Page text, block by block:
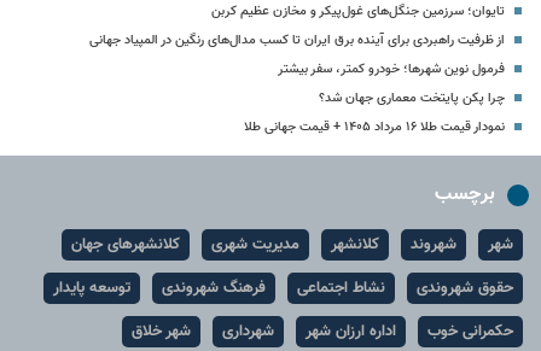
تایوان؛ سرزمین جنگل‌های غول‌پیکر و مخازن عظیم کربن
از ظرفیت راهبردی برای آینده برق ایران تا کسب مدال‌های رنگین در المپیاد جهانی
فرمول نوین شهرها؛ خودرو کمتر، سفر بیشتر
چرا پکن پایتخت معماری جهان شد؟
نمودار قیمت طلا ۱۶ مرداد ۱۴۰۵ + قیمت جهانی طلا
برچسب
شهر شهروند کلانشهر مدیریت شهری
کلانشهرهای جهان
حقوق شهروندی
نشاط اجتماعی فرهنگ شهروندی
توسعه پایدار
حکمرانی خوب
اداره ارزان شهر شهرداری شهر خلاق